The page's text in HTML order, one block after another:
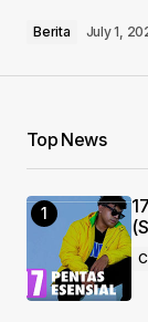
Your Name
Your E-mail
Save
browser
Berita July 1,
Top News